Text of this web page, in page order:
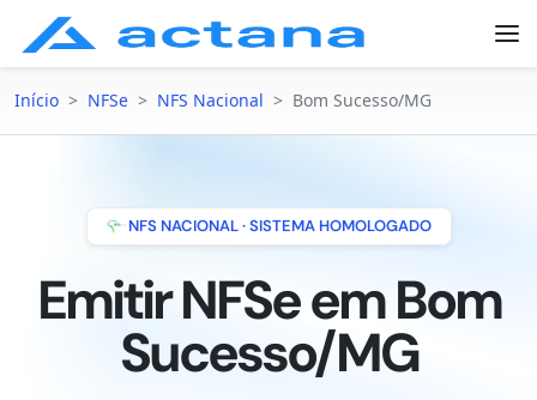
Início > NFSe > NFS Nacional > Bom Sucesso/MG
NFS NACIONAL · SISTEMA HOMOLOGADO
Emitir NFSe em Bom
Sucesso/MG